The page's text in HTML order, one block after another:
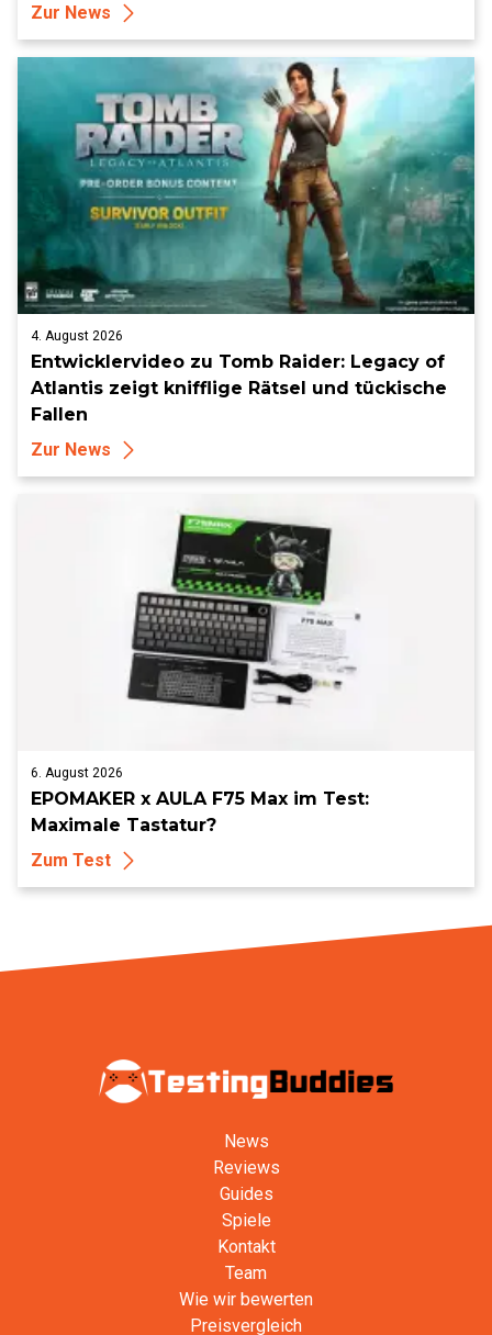
Zur News
4. August 2026
Entwicklervideo zu Tomb Raider: Legacy of
Atlantis zeigt knifflige Rätsel und tückische
Fallen
Zur News
6. August 2026
EPOMAKER x AULA F75 Max im Test:
Maximale Tastatur?
Zum Test
News
Reviews
Guides
Spiele
Kontakt
Team
Wie wir bewerten
Preisvergleich